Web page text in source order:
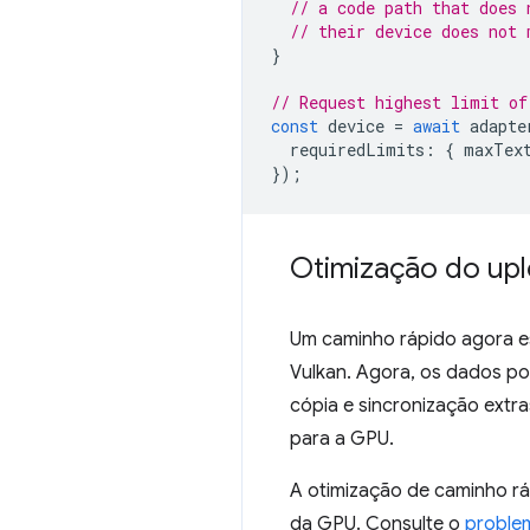
// a code path that
// their device does not
}
// Request highest limit
const device = await
requiredLimits : {
});
Otimização do
Um caminho rápido agora
Vulkan. Agora, os dados
cópia e sincronização
para a GPU.
A otimização de caminho
da GPU. Consulte o